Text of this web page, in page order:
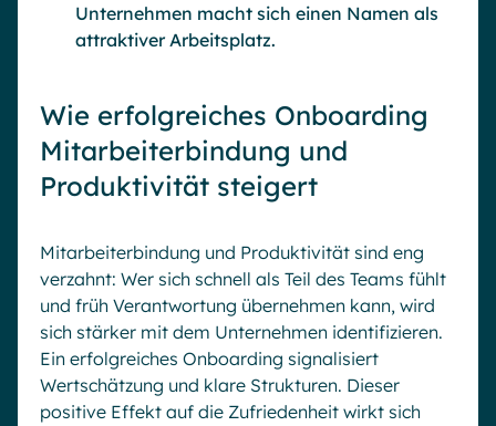
Unternehmen macht sich einen Namen als
attraktiver Arbeitsplatz.
Wie erfolgreiches Onboarding
Mitarbeiterbindung und
Produktivität steigert
Mitarbeiterbindung und Produktivität sind eng
verzahnt: Wer sich schnell als Teil des Teams fühlt
und früh Verantwortung übernehmen kann, wird
sich stärker mit dem Unternehmen identifizieren.
Ein erfolgreiches Onboarding signalisiert
Wertschätzung und klare Strukturen. Dieser
positive Effekt auf die Zufriedenheit wirkt sich